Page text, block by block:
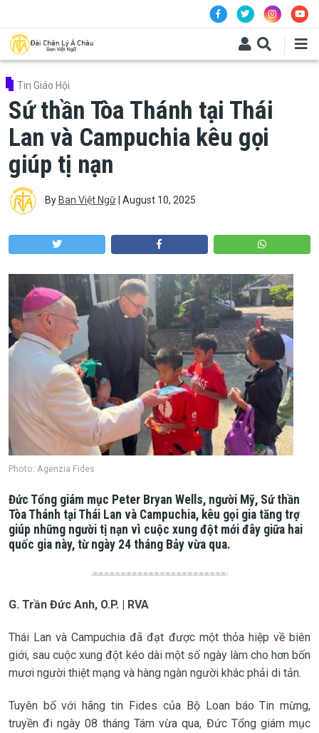
Tin Giáo Hội
Sứ thần Tòa Thánh tại Thái
Lan và Campuchia kêu gọi
giúp tị nạn
By Ban Việt Ngữ| August 10, 2025
Photo: Agenzia Fides
Đức Tổng giám mục Peter Bryan Wells, người Mỹ, Sứ thần
Tòa Thánh tại Thái Lan và Campuchia, kêu gọi gia tăng trợ
giúp những người tị nạn vì cuộc xung đột mới đây giữa hai
quốc gia này, từ ngày 24 tháng Bảy vừa qua.
G. Trần Đức Anh, O.P. | RVA
Thái Lan và Campuchia đã đạt được một thỏa hiệp về biên
giới, sau cuộc xung đột kéo dài một số ngày làm cho hơn bốn
mươi người thiệt mạng và hàng ngàn người khác phải di tản.
Tuyên bố với hãng tin Fides của Bộ Loan báo Tin mừng,
truyền đi ngày 08 tháng Tám vừa qua, Đức Tổng giám mục